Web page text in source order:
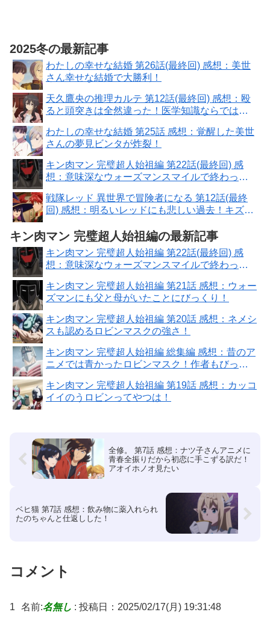
2025冬の最新記事
わたしの幸せな結婚 第26話(最終回) 感想：美世
さん幸せな結婚で大勝利！
天久鷹央の推理カルテ 第12話(最終回) 感想：殴
ると頭突きは全然違った！医学知識ならではの
わたしの幸せな結婚 第25話 感想：覚醒した美世
さんの夢見ビンタが炸裂！
キン肉マン 完璧超人始祖編 第22話(最終回) 感
想：意味深なウォーズマンスマイルで終わっち
戦隊レッド 異世界で冒険者になる 第12話(最終
回) 感想：明るいレッドにも悲しい過去！キズナ
キン肉マン 完璧超人始祖編の最新記事
キン肉マン 完璧超人始祖編 第22話(最終回) 感
想：意味深なウォーズマンスマイルで終わっち
キン肉マン 完璧超人始祖編 第21話 感想：ウォー
ズマンにも父と母がいたことにびっくり！
キン肉マン 完璧超人始祖編 第20話 感想：ネメシ
スも認めるロビンマスクの強さ！
キン肉マン 完璧超人始祖編 総集編 感想：昔のア
ニメでは青かったロビンマスク！作者もびっく
キン肉マン 完璧超人始祖編 第19話 感想：カッコ
イイのうロビンってやつは！
全修。 第7話 感想：ナツ子さんアニメに
青春全振りだから初恋に手こずる訳だ！
アオイホノオ見たい
ベヒ猫 第7話 感想：飲み物に薬入れられ
たのちゃんと仕返しした！
コメント
1 名前:名無し : 投稿日：2025/02/17(月) 19:31:48